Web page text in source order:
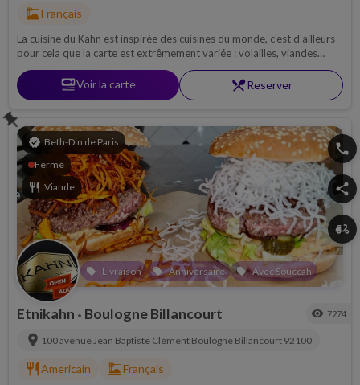
dinner_diningFrançais
La cuisine du Kahn est inspirée des cuisines du monde, c'est d'ailleurs
pour cela que la carte est extrêmement variée : volailles, viandes
braisées, salades, poissons, burgers ... Faites votre choix !
set_mealVoir la carte restaurant_menuReserver
verified Beth-Din de Paris
Fermé
restaurant Viande
local_offer Livraison local_offer Anniversaire local_offer Avec Souccah
phone
share
delivery_dining
Etnikahn • Boulogne Billancourt visibility 7274
location_on 100 avenue Jean Baptiste Clément Boulogne Billancourt 92100
restaurant Americain dinner_diningFrançais